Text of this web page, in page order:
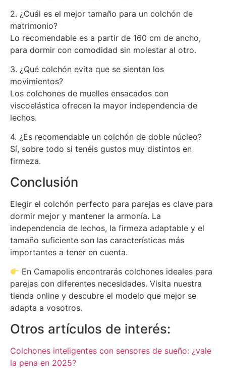
2. ¿Cuál es el mejor tamaño para un colchón de
matrimonio?
Lo recomendable es a partir de 160 cm de ancho,
para dormir con comodidad sin molestar al otro.
3. ¿Qué colchón evita que se sientan los
movimientos?
Los colchones de muelles ensacados con
viscoelástica ofrecen la mayor independencia de
lechos.
4. ¿Es recomendable un colchón de doble núcleo?
Sí, sobre todo si tenéis gustos muy distintos en
firmeza.
Conclusión
Elegir el colchón perfecto para parejas es clave para
dormir mejor y mantener la armonía. La
independencia de lechos, la firmeza adaptable y el
tamaño suficiente son las características más
importantes a tener en cuenta.
En Camapolis encontrarás colchones ideales para
parejas con diferentes necesidades. Visita nuestra
tienda online y descubre el modelo que mejor se
adapta a vosotros.
Otros artículos de interés:
Colchones inteligentes con sensores de sueño: ¿vale
la pena en 2025?